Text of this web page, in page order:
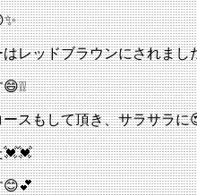
レッドブラウンにされまし
スもして頂き、サラサラに
💓💓
😊💕